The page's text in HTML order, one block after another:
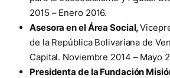
2015 – Enero 2016.
Asesora en el Área Social,
de la República Bolivariana de
Capital. Noviembre 2014 – Mayo
Presidenta de la Fundación